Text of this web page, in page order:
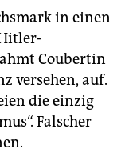
in einen
Coubertin
versehen, auf.
die einzig
Falscher